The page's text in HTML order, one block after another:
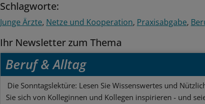
Schlagworte:
Junge Ärzte Netze und Kooperation Praxisabgabe
Ihr Newsletter zum Thema
Beruf & Alltag
Die Sonntagslektüre: Lesen Sie Wissenswertes und
Sie sich von Kolleginnen und Kollegen inspirieren - und